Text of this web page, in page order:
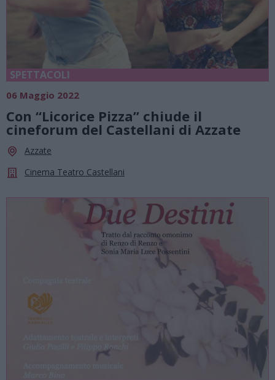
SPETTACOLI
06 Maggio 2022
Con “Licorice Pizza” chiude il
cineforum del Castellani di Azzate
Azzate
Cinema Teatro Castellani